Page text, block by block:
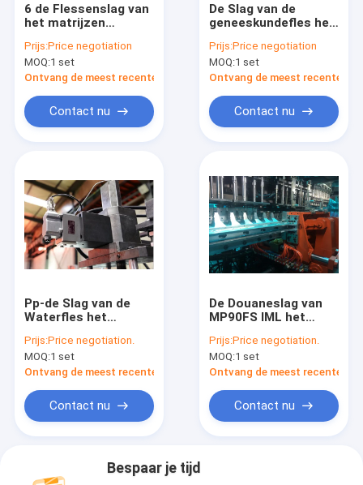
6 de Flessenslag van
het matrijzen
Vormen Machine,
Slag het Vormen
Apparaat mp55d-6
Prijs:Price negotiation
MOQ:1 set
Ontvang de meest recente Prijs
Contact nu
De Slag van de
geneeskundefles het
Slag het Vormen
Materiaal IML
mp80fs-4
Prijs:Price negotiation
MOQ:1 set
Ontvang de meest recente
Contact nu
Pp-de Slag van de
Waterfles het
3600mm van de
Machine50ml-10l
Container Lengte
Prijs:Price negotiation.
MOQ:1 set
Ontvang de meest recente Prijs
Contact nu
De Douaneslag van
MP90FS IML het
Slag het Vormen
Apparaat voor
Plantaardige oliefles
Prijs:Price negotiation.
MOQ:1 set
Ontvang de meest recente
Contact nu
Bespaar je tijd